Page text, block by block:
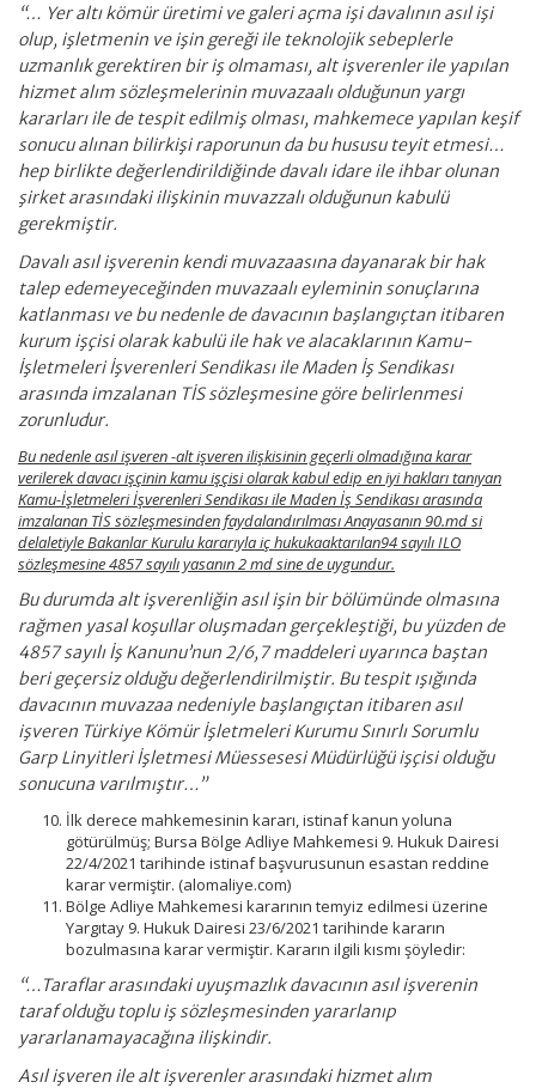
“… Yer altı kömür üretimi ve galeri açma işi davalının asıl işi
olup, işletmenin ve işin gereği ile teknolojik sebeplerle
uzmanlık gerektiren bir iş olmaması, alt işverenler ile yapılan
hizmet alım sözleşmelerinin muvazaalı olduğunun yargı
kararları ile de tespit edilmiş olması, mahkemece yapılan keşif
sonucu alınan bilirkişi raporunun da bu hususu teyit etmesi…
hep birlikte değerlendirildiğinde davalı idare ile ihbar olunan
şirket arasındaki ilişkinin muvazzalı olduğunun kabulü
gerekmiştir.
Davalı asıl işverenin kendi muvazaasına dayanarak bir hak
talep edemeyeceğinden muvazaalı eyleminin sonuçlarına
katlanması ve bu nedenle de davacının başlangıçtan itibaren
kurum işçisi olarak kabulü ile hak ve alacaklarının Kamu-
İşletmeleri İşverenleri Sendikası ile Maden İş Sendikası
arasında imzalanan TİS sözleşmesine göre belirlenmesi
zorunludur.
Bu nedenle asıl işveren -alt işveren ilişkisinin geçerli olmadığına karar
verilerek davacı işçinin kamu işçisi olarak kabul edip en iyi hakları tanıyan
Kamu-İşletmeleri İşverenleri Sendikası ile Maden İş Sendikası arasında
imzalanan TİS sözleşmesinden faydalandırılması Anayasanın 90.md si
delaletiyle Bakanlar Kurulu kararıyla iç hukukaaktarılan94 sayılı ILO
sözleşmesine 4857 sayılı yasanın 2 md sine de uygundur.
Bu durumda alt işverenliğin asıl işin bir bölümünde olmasına
rağmen yasal koşullar oluşmadan gerçekleştiği, bu yüzden de
4857 sayılı İş Kanunu’nun 2/6,7 maddeleri uyarınca baştan
beri geçersiz olduğu değerlendirilmiştir. Bu tespit ışığında
davacının muvazaa nedeniyle başlangıçtan itibaren asıl
işveren Türkiye Kömür İşletmeleri Kurumu Sınırlı Sorumlu
Garp Linyitleri İşletmesi Müessesesi Müdürlüğü işçisi olduğu
sonucuna varılmıştır…”
İlk derece mahkemesinin kararı, istinaf kanun yoluna
götürülmüş; Bursa Bölge Adliye Mahkemesi 9. Hukuk Dairesi
22/4/2021 tarihinde istinaf başvurusunun esastan reddine
karar vermiştir. (alomaliye.com)
Bölge Adliye Mahkemesi kararının temyiz edilmesi üzerine
Yargıtay 9. Hukuk Dairesi 23/6/2021 tarihinde kararın
bozulmasına karar vermiştir. Kararın ilgili kısmı şöyledir:
“…Taraflar arasındaki uyuşmazlık davacının asıl işverenin
taraf olduğu toplu iş sözleşmesinden yararlanıp
yararlanamayacağına ilişkindir.
Asıl işveren ile alt işverenler arasındaki hizmet alım